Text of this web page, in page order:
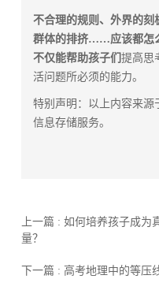
不合理的规则、外界的刻
群体的排挤……应该都怎
不仅能帮助孩子们提高思
活问题所必须的能力。
特别声明：以上内容来源
信息存储服务。
上一篇 : 如何培养孩子成
量？
下一篇 : 高考地理中的等压